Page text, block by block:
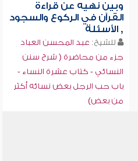
وبين نهيه عن قراءة
القرآن في الركوع والسجود
, الأسئلة
للشيخ: عبد المحسن العباد
جزء من محاضرة ( شرح سنن
النسائي - كتاب عشرة النساء -
باب حب الرجل بعض نسائه أكثر
من بعض)